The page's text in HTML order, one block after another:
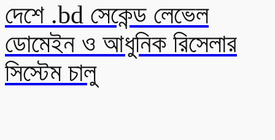
দেশে .bd সেকেন্ড লেভেল
ডোমেইন ও আধুনিক রিসেলার
সিস্টেম চালু